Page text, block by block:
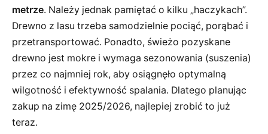
metrze. Należy jednak pamiętać o kilku „haczykach”.
Drewno z lasu trzeba samodzielnie pociąć, porąbać i
przetransportować. Ponadto, świeżo pozyskane
drewno jest mokre i wymaga sezonowania (suszenia)
przez co najmniej rok, aby osiągnęło optymalną
wilgotność i efektywność spalania. Dlatego planując
zakup na zimę 2025/2026, najlepiej zrobić to już
teraz.